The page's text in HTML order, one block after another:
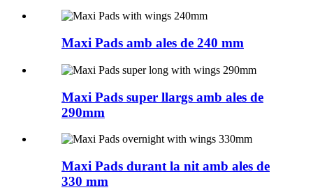
Maxi Pads amb ales de 240 mm
Maxi Pads super llargs amb ales de
290mm
Maxi Pads durant la nit amb ales de
330 mm